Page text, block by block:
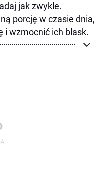
jak zwykle.
porcję w czasie dnia,
i wzmocnić ich blask.